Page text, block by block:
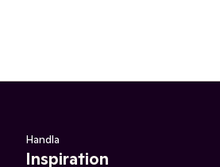
Handla
Inspiration